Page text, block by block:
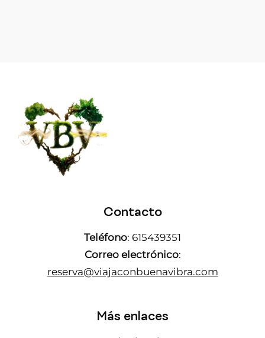
Contacto
Teléfono: 615439351
Correo electrónico:
reserva@viajaconbuenavibra.com
Más enlaces